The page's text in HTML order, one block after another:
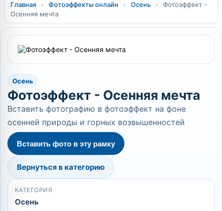
Главная › Фотоэффекты онлайн › Осень ›
Фотоэффект -
Осенняя мечта
Осень
Фотоэффект - Осенняя мечта
Вставить фотографию в фотоэффект на фоне
осенней природы и горных возвышенностей
Вставить фото в эту рамку
Вернуться в категорию
КАТЕГОРИЯ
Осень